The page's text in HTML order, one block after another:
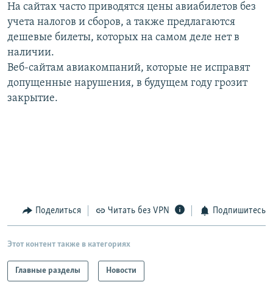
Все сайты РСЕ/РС
На сайтах часто приводятся цены авиабилетов без
учета налогов и сборов, а также предлагаются
дешевые билеты, которых на самом деле нет в
наличии.
Веб-сайтам авиакомпаний, которые не исправят
допущенные нарушения, в будущем году грозит
закрытие.
Поделиться Читать без VPN Подпишитесь
Этот контент также в категориях
Главные разделы Новости